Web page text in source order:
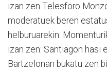
izan zen Telesforo
moderatuek beren
helburuarekin.
izan zen: Santiagon hasi
Bartzelonan bukatu zen